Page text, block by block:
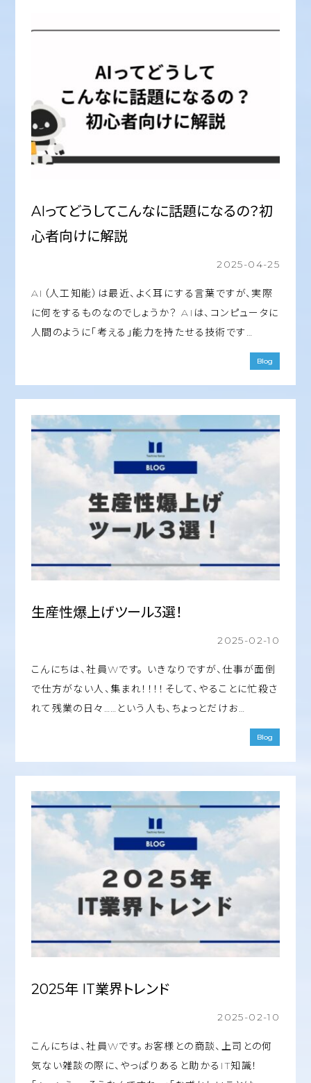
AIってどうしてこんなに話題になるの？初
心者向けに解説
2025-04-25
AI（人工知能）は最近、よく耳にする言葉ですが、実際
に何をするものなのでしょうか？ AIは、コンピュータに
人間のように「考える」能力を持たせる技術です…
Blog
生産性爆上げツール3選！
2025-02-10
こんにちは、社員Wです。 いきなりですが、仕事が面倒
で仕方がない人、集まれ！！！！そして、やることに忙殺さ
れて残業の日々……という人も、ちょっとだけお…
Blog
2025年 IT業界トレンド
2025-02-10
こんにちは、社員Wです。お客様との商談、上司との何
気ない雑談の際に、やっぱりあると助かるIT知識！